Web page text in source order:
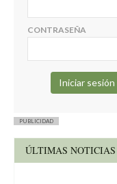
CONTRASEÑA
PUBLICIDAD
ÚLTIMAS NOTICIAS